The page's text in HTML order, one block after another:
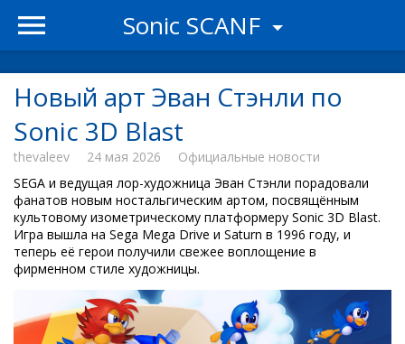
Sonic SCANF
Новый арт Эван Стэнли по
Sonic 3D Blast
thevaleev 24 мая 2026
Официальные новости
SEGA и ведущая лор-художница Эван Стэнли порадовали
фанатов новым ностальгическим артом, посвящённым
культовому изометрическому платформеру Sonic 3D Blast.
Игра вышла на Sega Mega Drive и Saturn в 1996 году, и
теперь её герои получили свежее воплощение в
фирменном стиле художницы.